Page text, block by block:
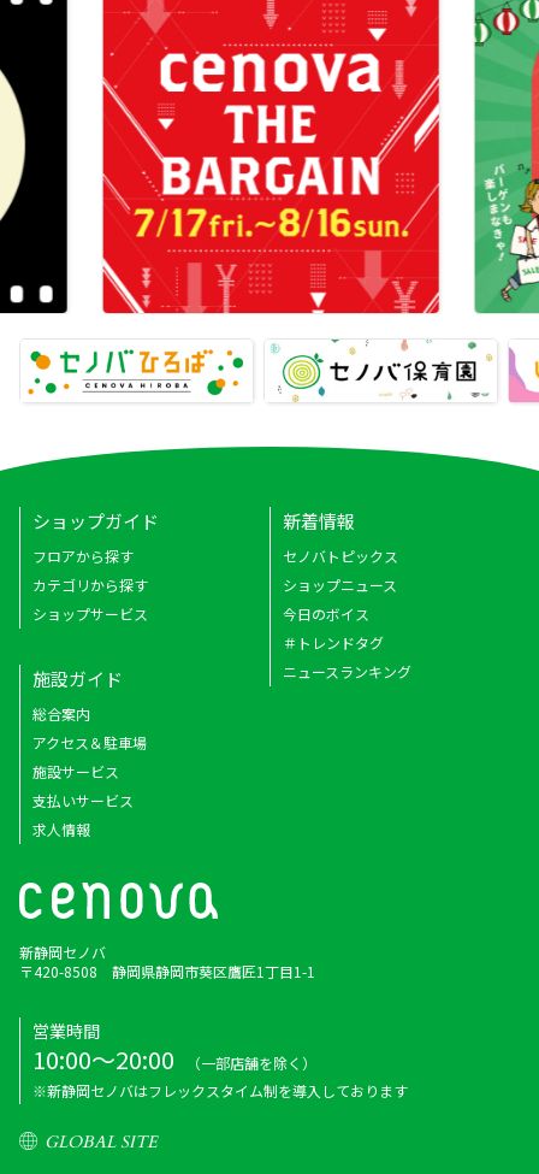
ショップガイド
フロアから探す
カテゴリから探す
ショップサービス
新着情報
セノバトピックス
ショップニュース
今日のボイス
＃トレンドタグ
ニュースランキング
施設ガイド
総合案内
アクセス＆駐車場
施設サービス
支払いサービス
求人情報
新静岡セノバ
〒420-8508 静岡県静岡市葵区鷹匠1丁目1-1
営業時間
10:00～20:00
（一部店舗を除く）
※新静岡セノバはフレックスタイム制を導入しております
GLOBAL SITE